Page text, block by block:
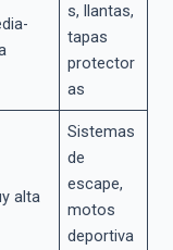
s, llantas,
tapas
protector
as
alta
Sistemas
de
escape,
motos
deportiva